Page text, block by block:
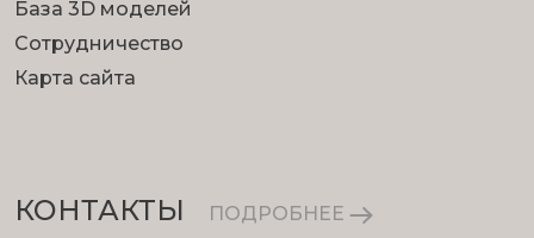
База 3D моделей
Сотрудничество
Карта сайта
КОНТАКТЫ ПОДРОБНЕЕ